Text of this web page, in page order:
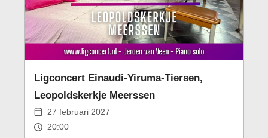
27 februari 2027
20:00
Ligconcert Einaudi-Yiruma-Tiersen,
Leopoldskerkje Meerssen